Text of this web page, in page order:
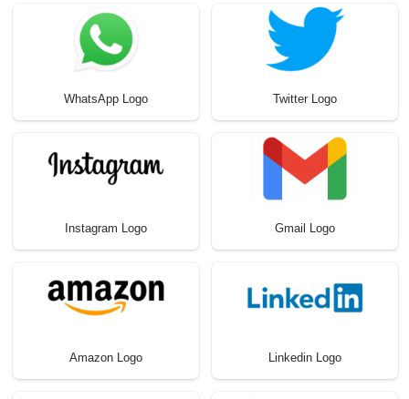
WhatsApp Logo Twitter Logo
Instagram Logo Gmail Logo
Amazon Logo Linkedin Logo